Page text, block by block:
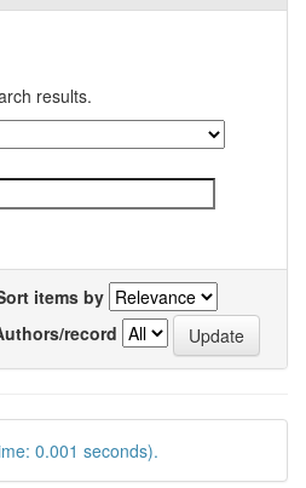
results.
items by
record
0.001 seconds).